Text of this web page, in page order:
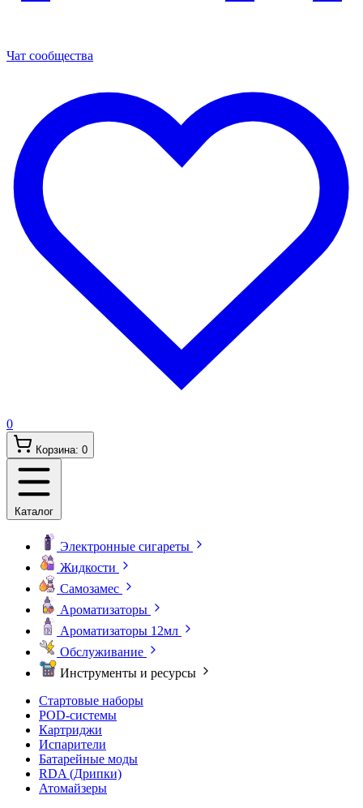
Чат сообщества
0
Корзина: 0
Каталог
Электронные сигареты
Жидкости
Самозамес
Ароматизаторы
Ароматизаторы 12мл
Обслуживание
Инструменты и ресурсы
Стартовые наборы
POD-системы
Картриджи
Испарители
Батарейные моды
RDA (Дрипки)
Атомайзеры